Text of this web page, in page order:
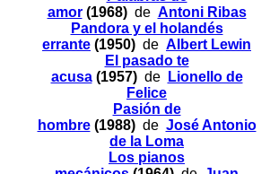
amor(1968) de Antoni Ribas
Pandora y el holandés
errante (1950) de Albert Lewin
El pasado te
acusa(1957) de
Lionello de
Felice
Pasión de
hombre(1988) de José Antonio
de la Loma
Los pianos